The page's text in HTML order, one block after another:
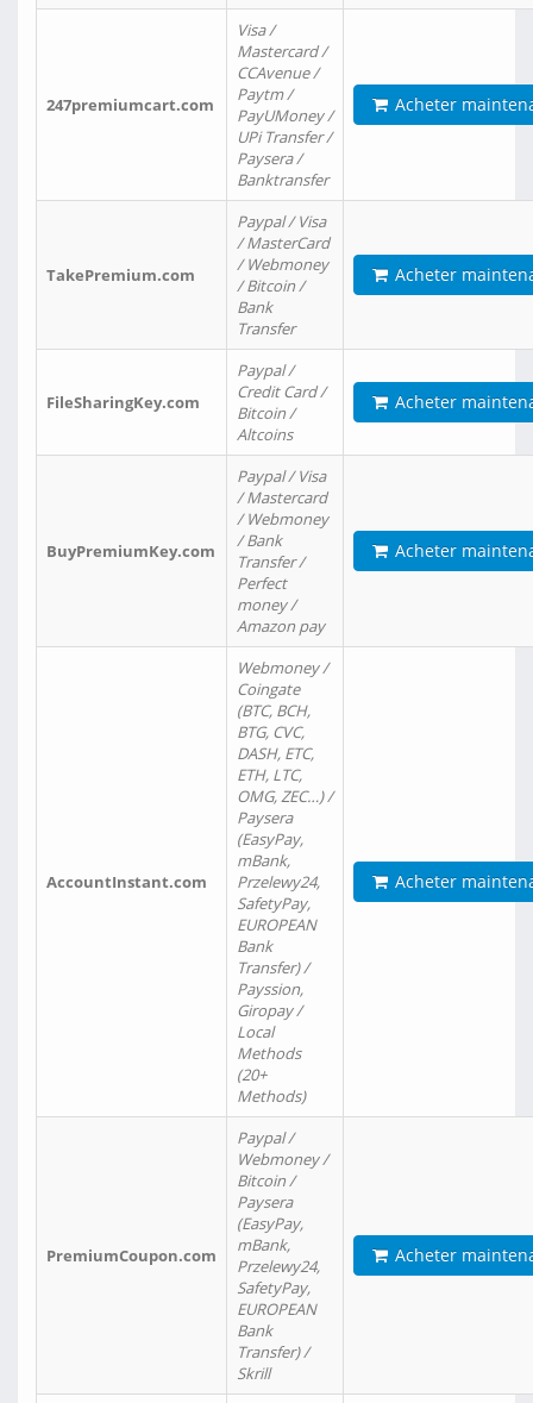
247premiumcart.com
Visa /
Mastercard /
CCAvenue /
Paytm /
PayUMoney /
UPi Transfer /
Paysera /
Banktransfer
Acheter
TakePremium.com
Paypal / Visa
/ MasterCard
/ Webmoney
/ Bitcoin /
Bank
Transfer
Acheter
FileSharingKey.com
Paypal /
Credit Card /
Bitcoin /
Altcoins
Acheter
BuyPremiumKey.com
Paypal / Visa
/ Mastercard
/ Webmoney
/ Bank
Transfer /
Perfect
money /
Amazon pay
Acheter
AccountInstant.com
Webmoney /
Coingate
(BTC, BCH,
BTG, CVC,
DASH, ETC,
ETH, LTC,
OMG, ZEC…) /
Paysera
(EasyPay,
mBank,
Przelewy24,
SafetyPay,
EUROPEAN
Bank
Transfer) /
Payssion,
Giropay /
Local
Methods
(20+
Methods)
Acheter
PremiumCoupon.com
Paypal /
Webmoney /
Bitcoin /
Paysera
(EasyPay,
mBank,
Przelewy24,
SafetyPay,
EUROPEAN
Bank
Transfer) /
Skrill
Acheter